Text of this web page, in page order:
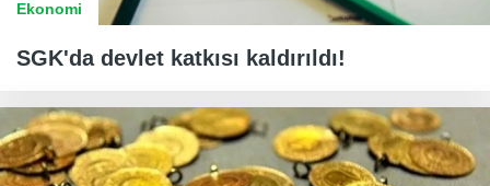
Ekonomi
SGK'da devlet katkısı kaldırıldı!